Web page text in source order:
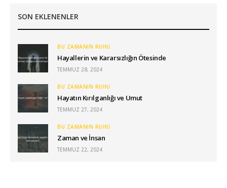
SON EKLENENLER
BU ZAMANIN RUHU
Hayallerin ve Kararsızlığın Ötesinde
TEMMUZ 28, 2024
BU ZAMANIN RUHU
Hayatın Kırılganlığı ve Umut
TEMMUZ 27, 2024
BU ZAMANIN RUHU
Zaman ve İnsan
TEMMUZ 22, 2024